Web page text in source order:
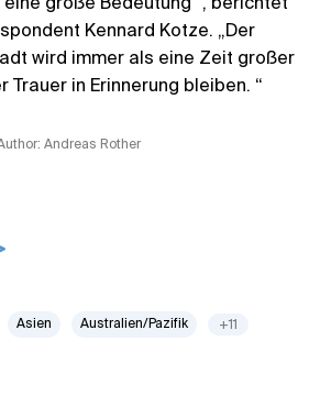
eine große Bedeutung “, berichtet
Kennard Kotze. „Der
wird immer als eine Zeit großer
Trauer in Erinnerung bleiben. “
Andreas Rother
Asien Australien/Pazifik +11